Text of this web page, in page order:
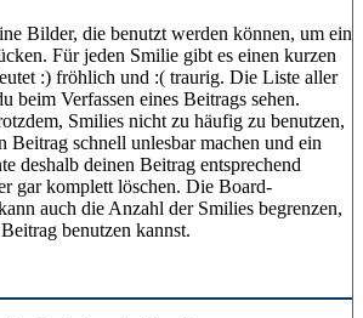
Bilder, die benutzt werden können, um ein
Für jeden Smilie gibt es einen kurzen
:) fröhlich und :( traurig. Die Liste aller
beim Verfassen eines Beitrags sehen.
Smilies nicht zu häufig zu benutzen,
Beitrag schnell unlesbar machen und ein
deshalb deinen Beitrag entsprechend
gar komplett löschen. Die Board-
auch die Anzahl der Smilies begrenzen,
benutzen kannst.